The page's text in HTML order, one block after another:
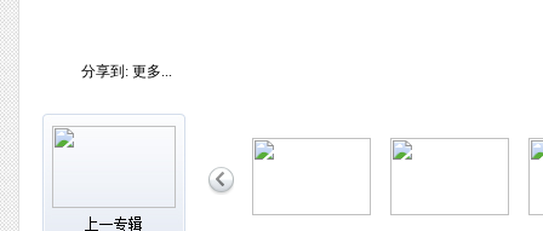
分享到: 更多...